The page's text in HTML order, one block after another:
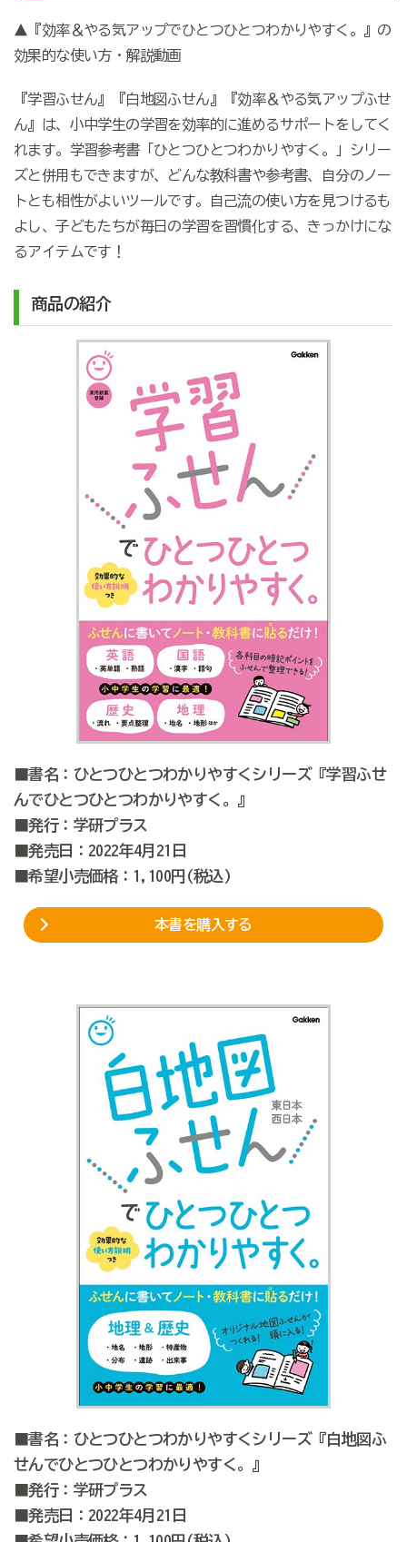
▲『効率＆やる気アップでひとつひとつわかりやすく。』の
効果的な使い方・解説動画
『学習ふせん』『白地図ふせん』『効率＆やる気アップふせ
ん』は、小中学生の学習を効率的に進めるサポートをしてく
れます。学習参考書「ひとつひとつわかりやすく。」シリー
ズと併用もできますが、どんな教科書や参考書、自分のノー
トとも相性がよいツールです。自己流の使い方を見つけるも
よし、子どもたちが毎日の学習を習慣化する、きっかけにな
るアイテムです！
商品の紹介
■書名：ひとつひとつわかりやすくシリーズ『学習ふせ
んでひとつひとつわかりやすく。』
■発行：学研プラス
■発売日：2022年4月21日
■希望小売価格：1,100円(税込)
本書を購入する
■書名：ひとつひとつわかりやすくシリーズ『白地図ふ
せんでひとつひとつわかりやすく。』
■発行：学研プラス
■発売日：2022年4月21日